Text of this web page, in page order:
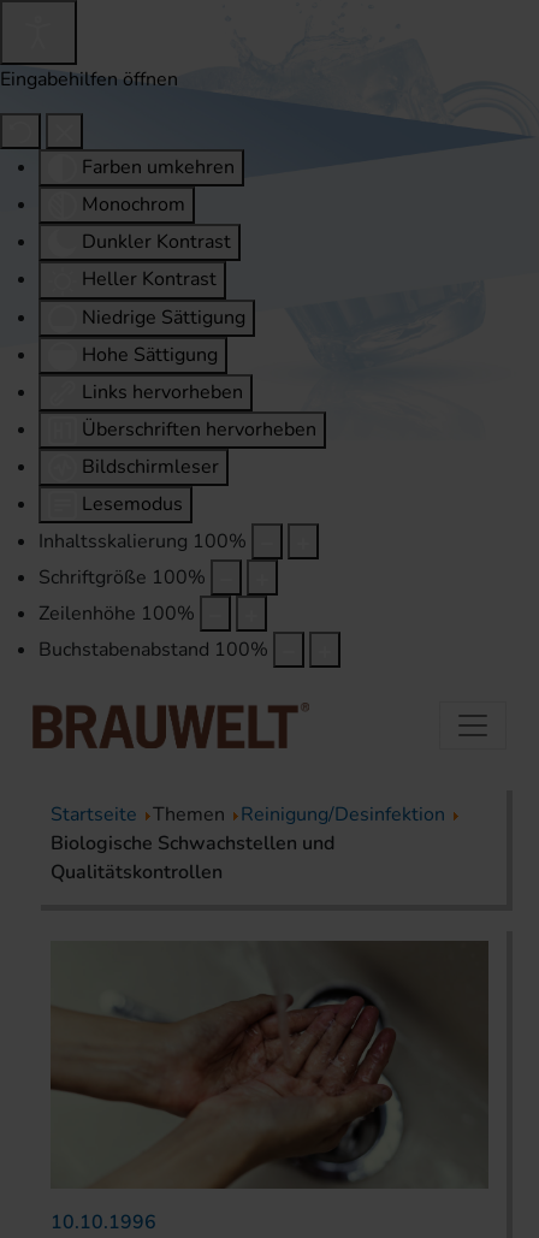
Eingabehilfen öffnen
Farben umkehren
Monochrom
Dunkler Kontrast
Heller Kontrast
Niedrige Sättigung
Hohe Sättigung
Links hervorheben
Überschriften hervorheben
Bildschirmleser
Lesemodus
Inhaltsskalierung 100%
Schriftgröße 100%
Zeilenhöhe 100%
Buchstabenabstand 100%
Startseite Themen
Reinigung/Desinfektion
Biologische Schwachstellen und
Qualitätskontrollen
10.10.1996